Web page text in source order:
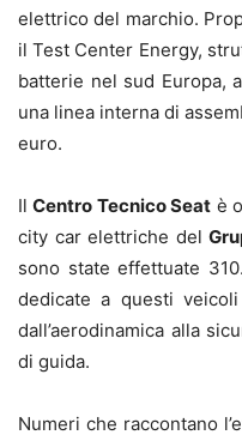
elettrico del marchio.
il Test Center Energy,
batterie nel sud Europa,
una linea interna di
euro.
IlCentro Tecnico Seat è
city car elettriche del
sono state effettuate
dedicate a questi
dall’aerodinamica alla
di guida.
Numeri che raccontano